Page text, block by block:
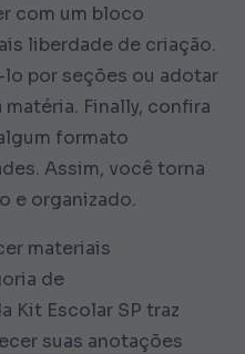
com um bloco
liberdade de criação.
lo por seções ou adotar
Finally, confira
formato
Assim, você torna
e organizado.
materiais
de
Kit Escolar SP traz
suas anotações